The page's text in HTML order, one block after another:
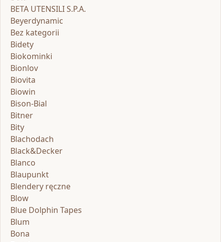
BETA UTENSILI S.P.A.
Beyerdynamic
Bez kategorii
Bidety
Biokominki
Bionlov
Biovita
Biowin
Bison-Bial
Bitner
Bity
Blachodach
Black&Decker
Blanco
Blaupunkt
Blendery ręczne
Blow
Blue Dolphin Tapes
Blum
Bona